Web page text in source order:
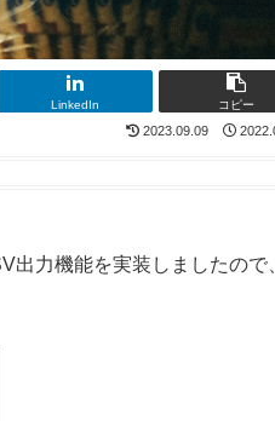
LinkedIn コピー
2023.09.09
出力機能を実装しましたので